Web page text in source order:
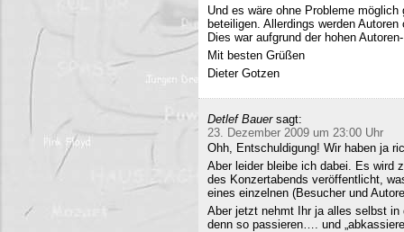
Und es wäre ohne Probleme
beteiligen. Allerdings werden
Dies war aufgrund der hohen
Mit besten Grüßen
Dieter Gotzen
Detlef Bauer sagt:
23. Dezember 2009 um 23:00 Uhr
Ohh, Entschuldigung! Wir haben ja
Aber leider bleibe ich dabei. Es wird
des Konzertabends veröffentlicht,
eines einzelnen (Besucher und
Aber jetzt nehmt Ihr ja alles selbst
denn so passieren…. und